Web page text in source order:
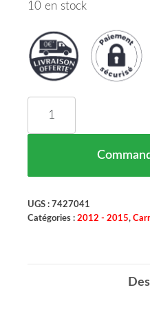
10 en stock
UGS : 7427041
Catégories : 2012 - 2015,